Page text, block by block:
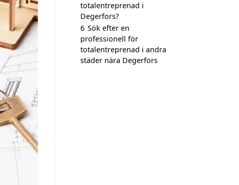
totalentreprenad i
Degerfors?
6 Sök efter en
professionell för
totalentreprenad i andra
städer nära Degerfors